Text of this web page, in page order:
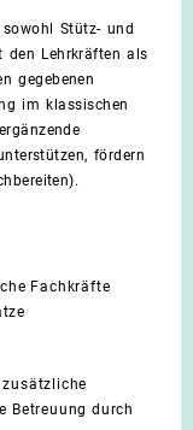
Stütz- und
den Lehrkräften als
gegebenen
im klassischen
fördern
Fachkräfte
zusätzliche
Betreuung durch